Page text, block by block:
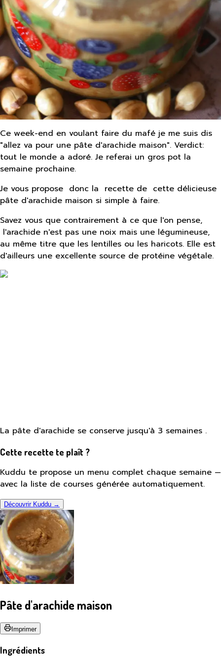
Ce week-end en voulant faire du mafé je me suis dis
"allez va pour une pâte d'arachide maison". Verdict:
tout le monde a adoré. Je referai un gros pot la
semaine prochaine.
Je vous propose donc la recette de cette délicieuse
pâte d'arachide maison si simple à faire.
Savez vous que contrairement à ce que l'on pense,
l'arachide n'est pas une noix mais une légumineuse,
au même titre que les lentilles ou les haricots. Elle est
d'ailleurs une excellente source de protéine végétale.
La pâte d'arachide se conserve jusqu'à 3 semaines .
Cette recette te plaît ?
Kuddu te propose un menu complet chaque semaine —
avec la liste de courses générée automatiquement.
Découvrir Kuddu →
Pâte d'arachide maison
Imprimer
Ingrédients